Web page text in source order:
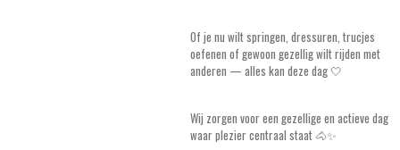
Of je nu wilt springen, dressuren, trucjes
oefenen of gewoon gezellig wilt rijden met
anderen — alles kan deze dag 🤍
Wij zorgen voor een gezellige en actieve dag
waar plezier centraal staat 🐴✨